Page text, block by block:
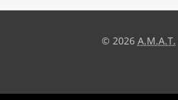
© 2026 A.M.A.T.